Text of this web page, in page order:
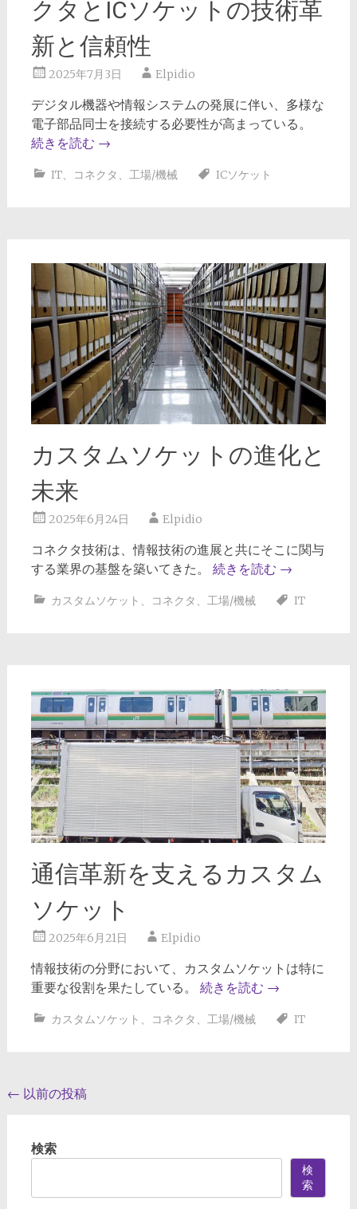
クタとICソケットの技術革
新と信頼性
2025年7月3日 Elpidio
デジタル機器や情報システムの発展に伴い、多様な
電子部品同士を接続する必要性が高まっている。
続きを読む →
IT、 コネクタ 工場/機械 ICソケット
カスタムソケットの進化と
未来
2025年6月24日 Elpidio
コネクタ技術は、情報技術の進展と共にそこに関与
する業界の基盤を築いてきた。 続きを読む →
カスタムソケット 、 コネクタ 、 工場/機械 IT
通信革新を支えるカスタム
ソケット
2025年6月21日 Elpidio
情報技術の分野において、カスタムソケットは特に
重要な役割を果たしている。 続きを読む →
カスタムソケット 、 コネクタ 、 工場/機械 IT
投
← 以前の投稿
検索
検
索